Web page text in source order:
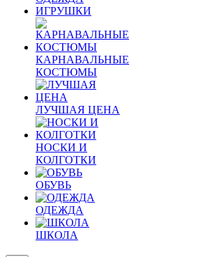
ИГРУШКИ
КАРНАВАЛЬНЫЕ
КОСТЮМЫ
ЛУЧШАЯ ЦЕНА
НОСКИ И
КОЛГОТКИ
ОБУВЬ
ОДЕЖДА
ШКОЛА